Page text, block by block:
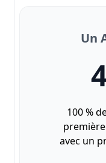
Un
100 %
avec un